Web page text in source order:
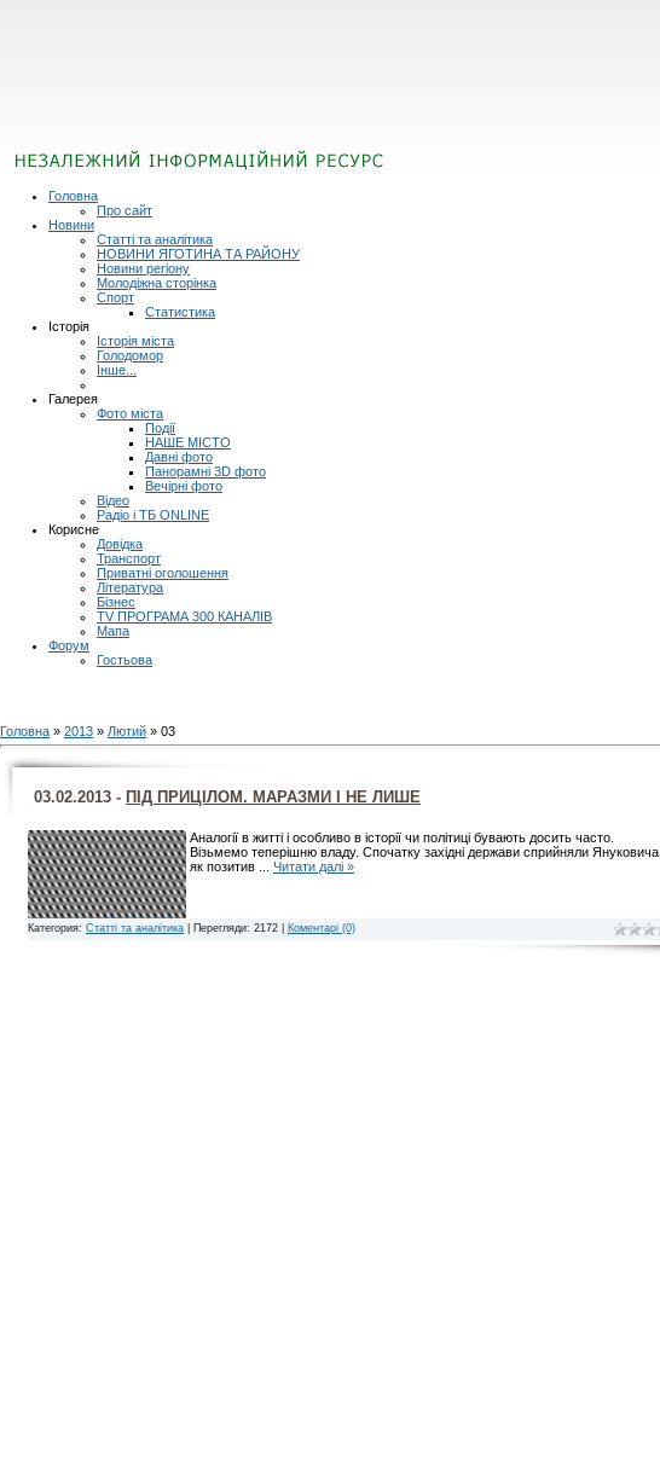
Головна
Про сайт
Новини
Статті та аналітика
НОВИНИ ЯГОТИНА ТА РАЙОНУ
Новини регіону
Молодіжна сторінка
Спорт
Статистика
Історія
Історія міста
Голодомор
Інше...
Галерея
Фото міста
Події
НАШЕ МІСТО
Давні фото
Панорамні 3D фото
Вечірні фото
Відео
Радіо і ТБ ONLINE
Корисне
Довідка
Транспорт
Приватні оголошення
Література
Бізнес
TV ПРОГРАМА 300 КАНАЛІВ
Мапа
Форум
Гостьова
Головна » 2013 » Лютий » 03
03.02.2013 - ПІД ПРИЦІЛОМ. МАРАЗМИ І НЕ ЛИШЕ
Аналогії в житті і особливо в історії чи політиці бувають досить часто.
Візьмемо теперішню владу. Спочатку західні держави сприйняли Януковича,
як позитив
Читати далі »
Категория: Статті та аналітика | Перегляди: 2172 | Коментарі (0)